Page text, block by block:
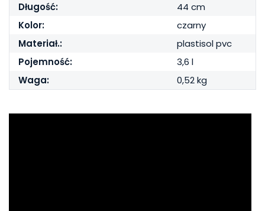
Długość:
44 cm
Kolor:
czarny
Materiał.:
plastisol pvc
Pojemność:
3,6 l
Waga:
0,52 kg